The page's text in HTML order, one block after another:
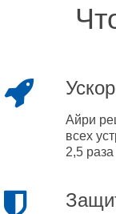
Айри
всех
2,5 раза